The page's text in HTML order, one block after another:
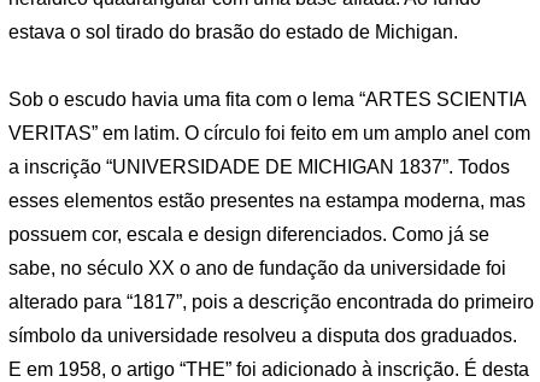
estava o sol tirado do brasão do estado de Michigan.
Sob o escudo havia uma fita com o lema “ARTES SCIENTIA
VERITAS” em latim. O círculo foi feito em um amplo anel com
a inscrição “UNIVERSIDADE DE MICHIGAN 1837”. Todos
esses elementos estão presentes na estampa moderna, mas
possuem cor, escala e design diferenciados. Como já se
sabe, no século XX o ano de fundação da universidade foi
alterado para “1817”, pois a descrição encontrada do primeiro
símbolo da universidade resolveu a disputa dos graduados.
E em 1958, o artigo “THE” foi adicionado à inscrição. É desta